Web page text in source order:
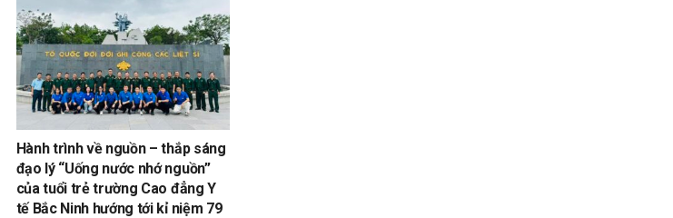
Hành trình về nguồn – thắp sáng
đạo lý “Uống nước nhớ nguồn”
của tuổi trẻ trường Cao đẳng Y
tế Bắc Ninh hướng tới kỉ niệm 79